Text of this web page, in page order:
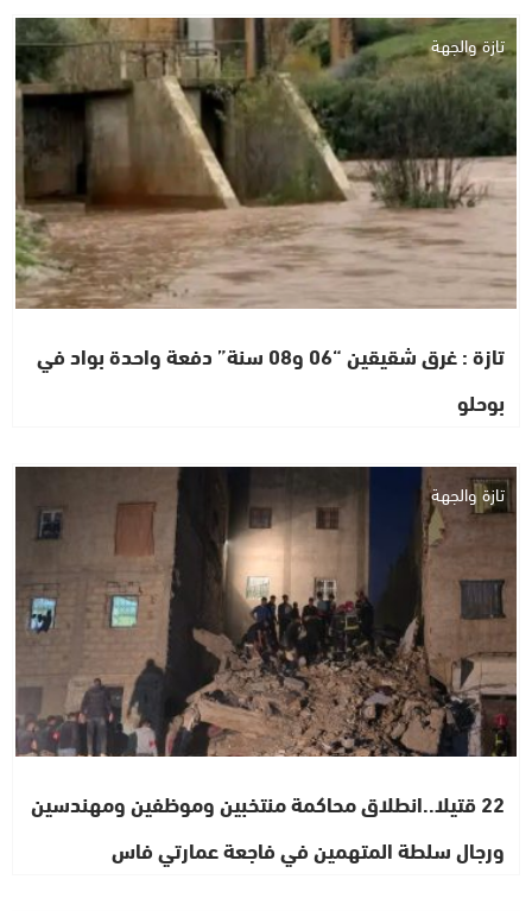
تازة والجهة
تازة : غرق شقيقين “06 و08 سنة” دفعة واحدة بواد في
بوحلو
تازة والجهة
22 قتيلا..انطلاق محاكمة منتخبين وموظفين ومهندسين
ورجال سلطة المتهمين في فاجعة عمارتي فاس